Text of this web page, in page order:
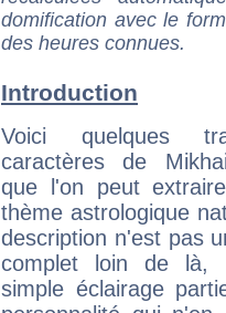
domification avec le
des heures connues.
Introduction
Voici quelques
caractères de
que l'on peut
thème astrologique
description n'est pas
complet loin de là,
simple éclairage